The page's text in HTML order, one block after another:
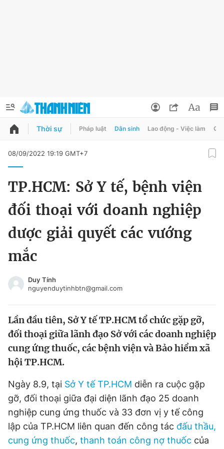
QUẢNG CÁO
Chào ngày mới
Tin thị trường
Sản phẩm khác
Tiện ích
Thông tin tòa soạn Liên hệ quảng cáo
Đổi mật khẩu
Tin đã lưu
Tin đã xem
Đăng xuất
Thời sự Pháp luật Dân sinh Lao động - Việc làm
08/09/2022 19:19 GMT+7
TP.HCM: Sở Y tế, bệnh viện
đối thoại với doanh nghiệp
dược giải quyết các vướng
mắc
Duy Tính
nguyenduytinhbtn@gmail.com
Lần đầu tiên, Sở Y tế TP.HCM tổ chức gặp gỡ,
đối thoại giữa lãnh đạo Sở với các doanh nghiệp
cung ứng thuốc, các bệnh viện và Bảo hiểm xã
hội TP.HCM.
Ngày 8.9, tại Sở Y tế TP.HCM diễn ra cuộc gặp
gỡ, đối thoại giữa đại diện lãnh đạo 25 doanh
nghiệp cung ứng thuốc và 33 đơn vị y tế công
lập của TP.HCM liên quan đến công tác đấu thầu,
cung ứng thuốc, thanh toán công nợ thuốc của